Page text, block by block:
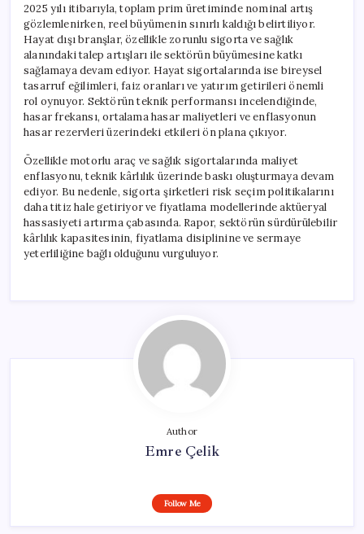
2025 yılı itibarıyla, toplam prim üretiminde nominal artış
gözlemlenirken, reel büyümenin sınırlı kaldığı belirtiliyor.
Hayat dışı branşlar, özellikle zorunlu sigorta ve sağlık
alanındaki talep artışları ile sektörün büyümesine katkı
sağlamaya devam ediyor. Hayat sigortalarında ise bireysel
tasarruf eğilimleri, faiz oranları ve yatırım getirileri önemli
rol oynuyor. Sektörün teknik performansı incelendiğinde,
hasar frekansı, ortalama hasar maliyetleri ve enflasyonun
hasar rezervleri üzerindeki etkileri ön plana çıkıyor.
Özellikle motorlu araç ve sağlık sigortalarında maliyet
enflasyonu, teknik kârlılık üzerinde baskı oluşturmaya devam
ediyor. Bu nedenle, sigorta şirketleri risk seçim politikalarını
daha titiz hale getiriyor ve fiyatlama modellerinde aktüeryal
hassasiyeti artırma çabasında. Rapor, sektörün sürdürülebilir
kârlılık kapasitesinin, fiyatlama disiplinine ve sermaye
yeterliliğine bağlı olduğunu vurguluyor.
Author
Emre Çelik
Follow Me